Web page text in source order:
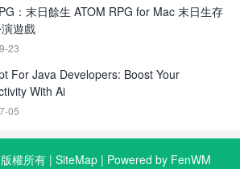
：末日餘生 ATOM RPG for Mac 末日生存
遊戲
23
For Java Developers: Boost Your
With Ai
05
權所有 | SiteMap | Powered by FenWM